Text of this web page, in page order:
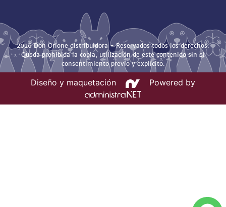
2026 Don Orione distribuidora - Reservados todos los derechos.
Queda prohibida la copia, utilización de este contenido sin el
consentimiento previo y explícito.
Diseño y maquetación Powered by